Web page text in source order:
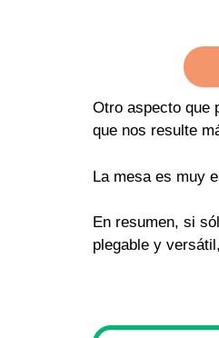
Otro aspecto que
que nos resulte
La mesa es muy
En resumen, si
plegable y